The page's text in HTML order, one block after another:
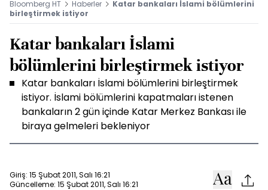
Bloomberg HT Haberler
Katar bankaları İslami bölümlerini
birleştirmek istiyor
Katar bankaları İslami
bölümlerini birleştirmek istiyor
Katar bankaları İslami bölümlerini birleştirmek
istiyor. İslami bölümlerini kapatmaları istenen
bankaların 2 gün içinde Katar Merkez Bankası ile
biraya gelmeleri bekleniyor
Giriş: 15 Şubat 2011, Salı 16:21
Güncelleme: 15 Şubat 2011, Salı 16:21